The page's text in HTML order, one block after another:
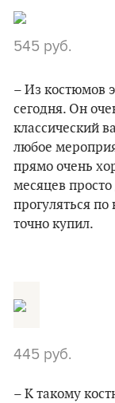
545 руб.
– Из костюмов
сегодня. Он
классический
любое
прямо очень
месяцев просто
прогуляться
точно купил.
445 руб.
– К такому